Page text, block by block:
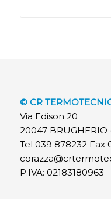
© CR
Via Edison 20
20047 BRUGHERIO
Tel 039 878232 Fax
P.IVA: 02183180963